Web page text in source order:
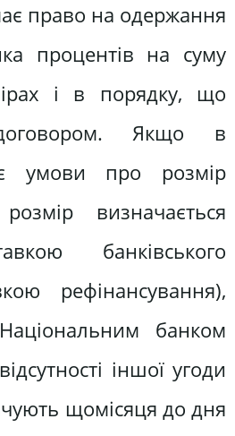
право на одержання
процентів на суму
і в порядку, що
Якщо в
умови про розмір
визначається
банківського
рефінансування),
банком
іншої угоди
щомісяця до дня